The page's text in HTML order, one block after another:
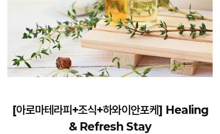
[아로마테라피+조식+하와이안포케] Healing
& Refresh Stay